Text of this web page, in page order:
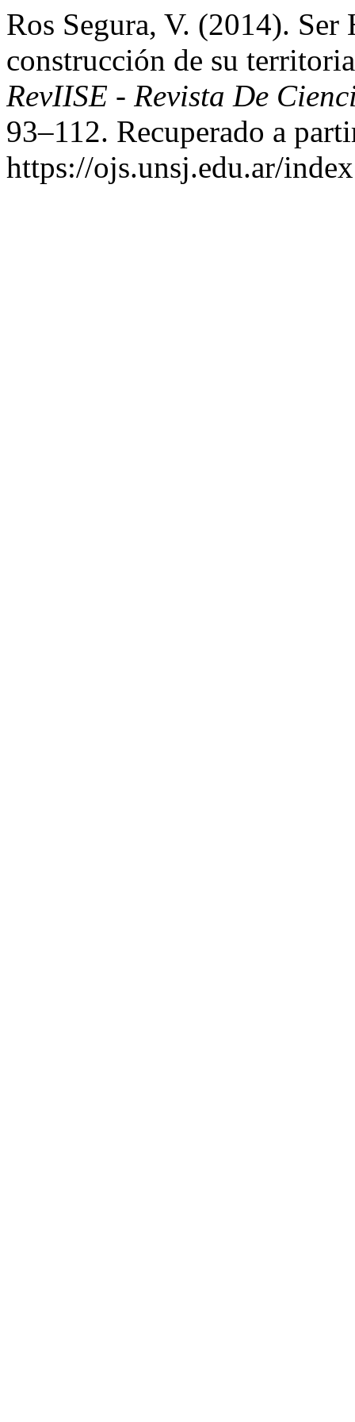
Ros Segura, V. (2014).
construcción de su
RevIISE - Revista De
93–112. Recuperado a
https://ojs.unsj.edu.ar/